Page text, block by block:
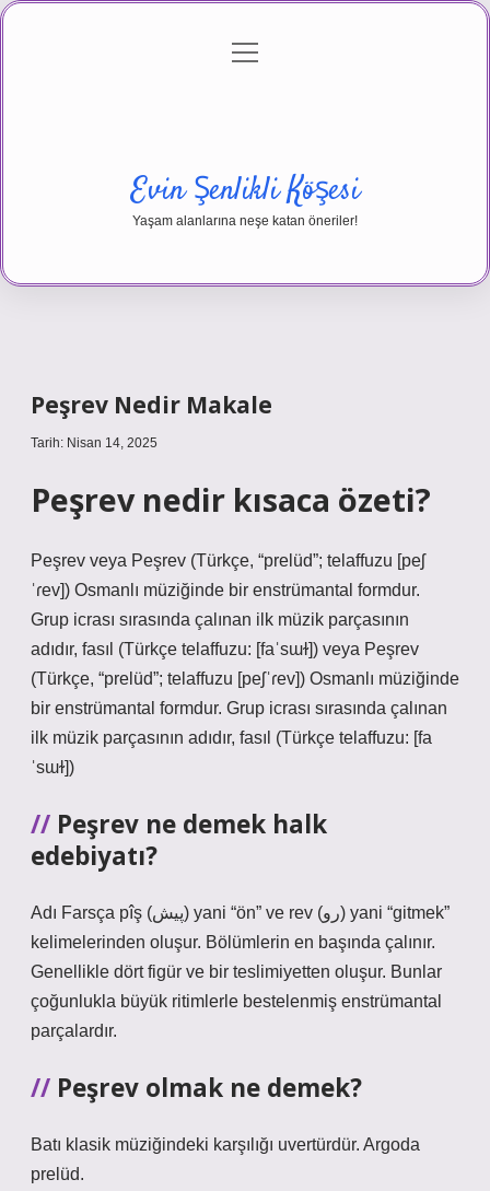
Gizlilik Politikası
menüyü
Evin Şenlikli Köşesi
Yaşam alanlarına neşe katan öneriler!
Peşrev Nedir Makale
Tarih: Nisan 14, 2025
Peşrev nedir kısaca özeti?
Peşrev veya Peşrev (Türkçe, “prelüd”; telaffuzu [peʃ
ˈɾev]) Osmanlı müziğinde bir enstrümantal formdur.
Grup icrası sırasında çalınan ilk müzik parçasının
adıdır, fasıl (Türkçe telaffuzu: [faˈsɯɫ]) veya Peşrev
(Türkçe, “prelüd”; telaffuzu [peʃˈɾev]) Osmanlı müziğinde
bir enstrümantal formdur. Grup icrası sırasında çalınan
ilk müzik parçasının adıdır, fasıl (Türkçe telaffuzu: [fa
ˈsɯɫ])
Peşrev ne demek halk
edebiyatı?
Adı Farsça pîş (پیش) yani “ön” ve rev (رو) yani “gitmek”
kelimelerinden oluşur. Bölümlerin en başında çalınır.
Genellikle dört figür ve bir teslimiyetten oluşur. Bunlar
çoğunlukla büyük ritimlerle bestelenmiş enstrümantal
parçalardır.
Peşrev olmak ne demek?
Batı klasik müziğindeki karşılığı uvertürdür. Argoda
prelüd.